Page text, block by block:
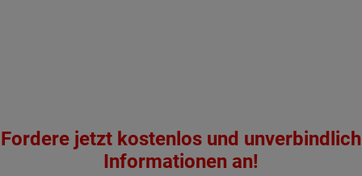
Fordere jetzt kostenlos und unverbindlich
Informationen an!